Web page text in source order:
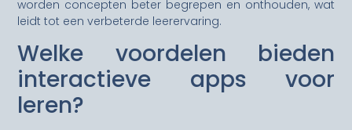
worden concepten beter begrepen en onthouden, wat
leidt tot een verbeterde leerervaring.
Welke voordelen bieden
interactieve apps voor
leren?